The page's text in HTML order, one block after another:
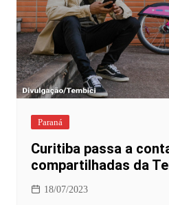
Paraná
Curitiba passa a
compartilhadas da
18/07/2023